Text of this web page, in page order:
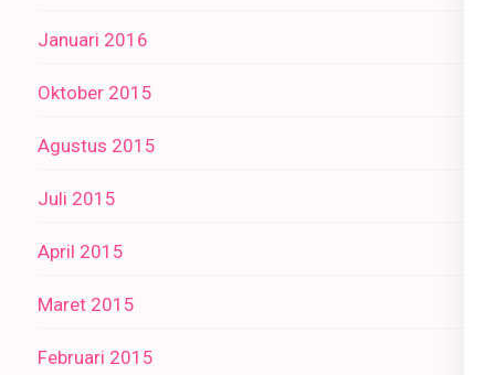
Januari 2016
Oktober 2015
Agustus 2015
Juli 2015
April 2015
Maret 2015
Februari 2015